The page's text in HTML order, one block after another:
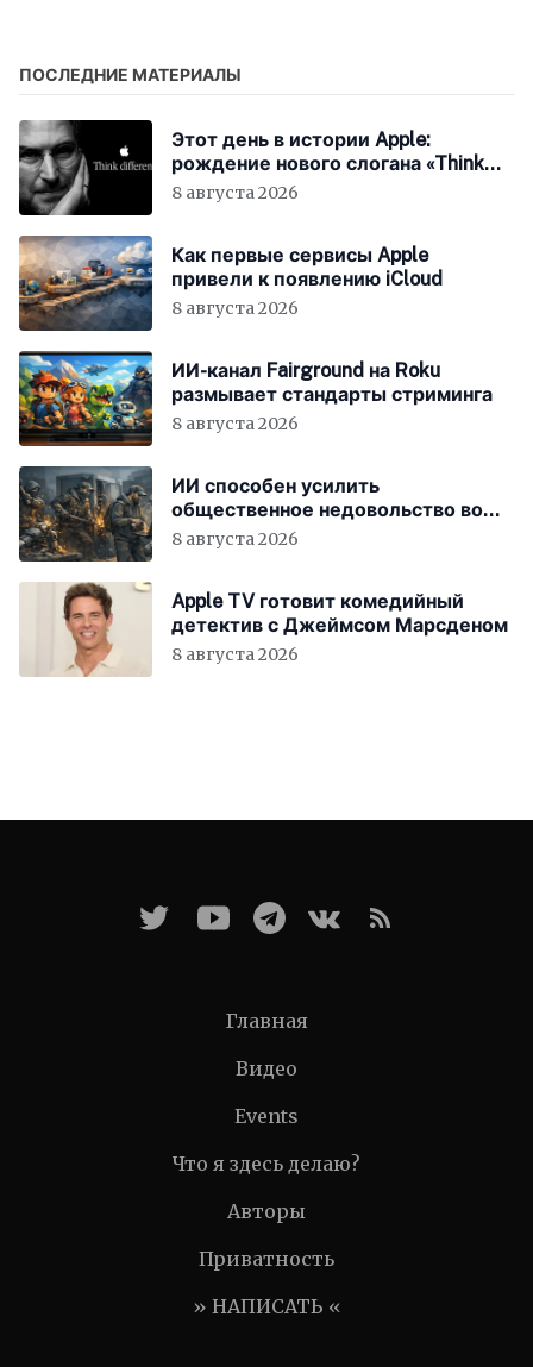
ПОСЛЕДНИЕ МАТЕРИАЛЫ
Этот день в истории Apple:
рождение нового слогана «Think
Different»
8 августа 2026
Как первые сервисы Apple
привели к появлению iCloud
8 августа 2026
ИИ-канал Fairground на Roku
размывает стандарты стриминга
8 августа 2026
ИИ способен усилить
общественное недовольство во
всём мире
8 августа 2026
Apple TV готовит комедийный
детектив с Джеймсом Марсденом
8 августа 2026
Главная
Видео
Events
Что я здесь делаю?
Авторы
Приватность
» НАПИСАТЬ «